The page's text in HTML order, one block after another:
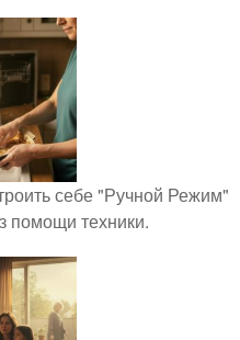
себе "Ручной Режим"
помощи техники.